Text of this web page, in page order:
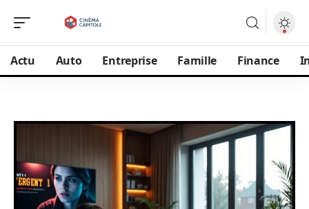
Actu Auto Entreprise Famille Finance